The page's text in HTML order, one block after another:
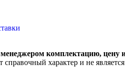
менеджером комплектацию,
характер и не